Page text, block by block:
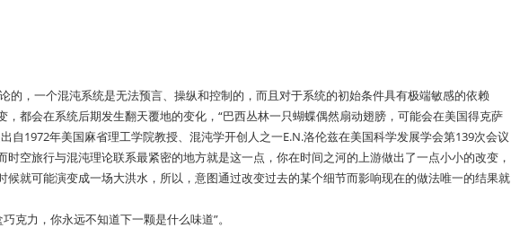
的，一个混沌系统是无法预言、操纵和控制的，而且对于系统的初始条件具有极端敏感的依赖
，都会在系统后期发生翻天覆地的变化，“巴西丛林一只蝴蝶偶然扇动翅膀，可能会在美国得克萨
自1972年美国麻省理工学院教授、混沌学开创人之一E.N.洛伦兹在美国科学发展学会第139次会议
空旅行与混沌理论联系最紧密的地方就是这一点，你在时间之河的上游做出了一点小小的改变，
候就可能演变成一场大洪水，所以，意图通过改变过去的某个细节而影响现在的做法唯一的结果就
克力，你永远不知道下一颗是什么味道”。